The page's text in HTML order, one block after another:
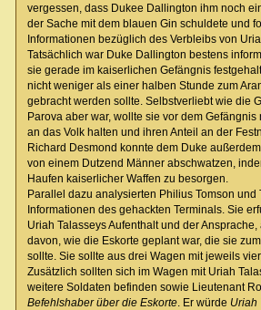
vergessen, dass Dukee Dallington ihm noch
der Sache mit dem blauen Gin schuldete und
Informationen bezüglich des Verbleibs von
Tatsächlich war Duke Dallington bestens
sie gerade im kaiserlichen Gefängnis
nicht weniger als einer halben Stunde zum
gebracht werden sollte. Selbstverliebt wie die
Parova aber war, wollte sie vor dem Gefängnis
an das Volk halten und ihren Anteil an der
Richard Desmond konnte dem Duke
von einem Dutzend Männer abschwatzen,
Haufen kaiserlicher Waffen zu besorgen.
Parallel dazu analysierten Philius Tomson und
Informationen des gehackten Terminals. Sie
Uriah Talasseys Aufenthalt und der
davon, wie die Eskorte geplant war, die sie
sollte. Sie sollte aus drei Wagen mit jeweils
Zusätzlich sollten sich im Wagen mit Uriah
weitere Soldaten befinden sowie Lieutenant
Befehlshaber über die Eskorte. Er würde Uriah